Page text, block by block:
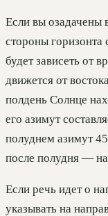
Если вы озадачены
стороны горизонта
будет зависеть от
движется от
полдень Солнце
его азимут
полуднем азимут
после полудня —
Если речь идет о
указывать на